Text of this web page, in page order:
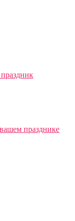
празднике